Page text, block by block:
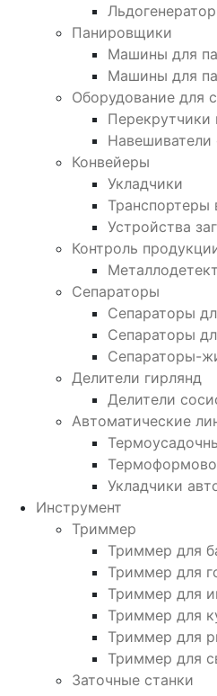
Панировщики
Машины для
Машины для
Оборудование для
Перекрутчики
Навешиватели
Конвейеры
Укладчики
Транспортеры
Устройства
Контроль
Сепараторы
Сепараторы
Сепараторы
Сепараторы-
Делители гирлянд
Делители
Автоматические
Укладчики
Инструмент
Триммер
Триммер для
Триммер для
Триммер для
Триммер для
Триммер для
Триммер для
Заточные станки